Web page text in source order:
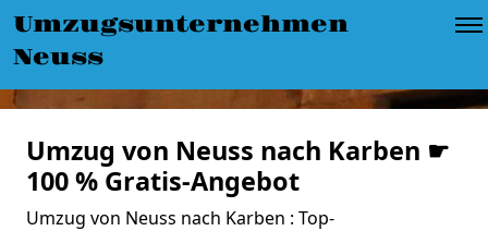
Umzugsunternehmen
Neuss
Umzug von Neuss nach Karben ☛
100 % Gratis-Angebot
Umzug von Neuss nach Karben : Top-